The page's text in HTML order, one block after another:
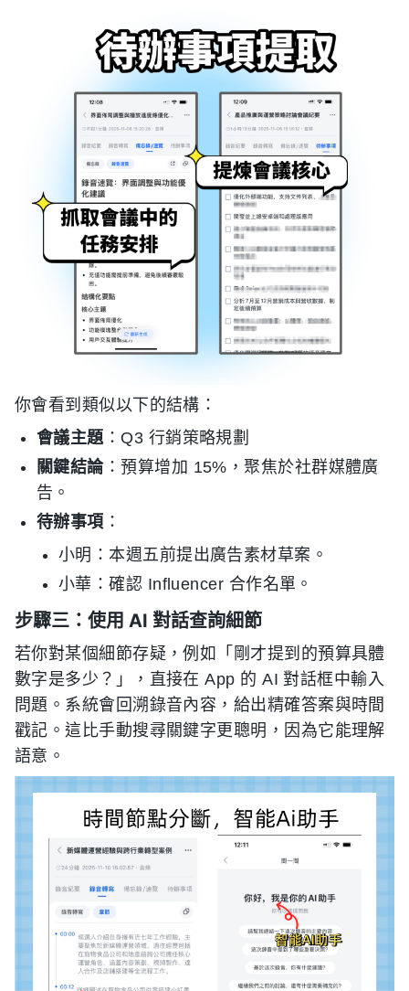
你會看到類似以下的結構：
會議主題：Q3 行銷策略規劃
關鍵結論：預算增加 15%，聚焦於社群媒體廣
告。
待辦事項 ：
小明：本週五前提出廣告素材草案。
小華：確認 Influencer 合作名單。
步驟三：使用 AI 對話查詢細節
若你對某個細節存疑，例如「剛才提到的預算具體
數字是多少？」，直接在 App 的 AI 對話框中輸入
問題。系統會回溯錄音內容，給出精確答案與時間
戳記。這比手動搜尋關鍵字更聰明，因為它能理解
語意。